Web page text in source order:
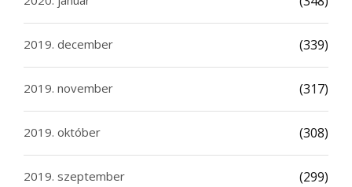
2019. december (339)
2019. november (317)
2019. október (308)
2019. szeptember (299)